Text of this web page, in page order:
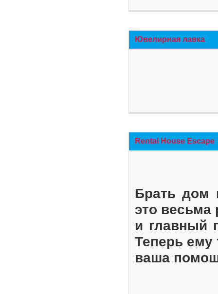
Ювелирная лавка
Rental House Escape
Брать дом
это весьма
и главный
Теперь ему
ваша